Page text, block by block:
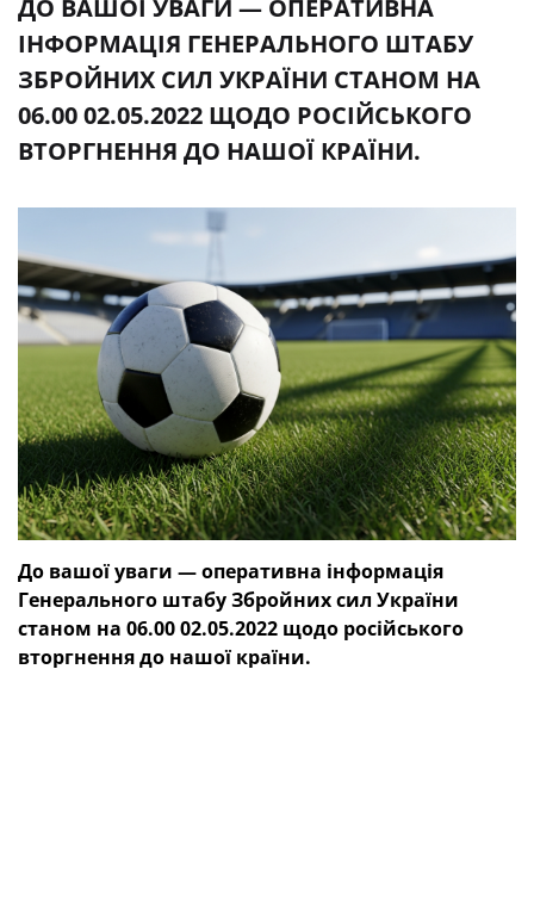
ДО ВАШОЇ УВАГИ — ОПЕРАТИВНА
ІНФОРМАЦІЯ ГЕНЕРАЛЬНОГО ШТАБУ
ЗБРОЙНИХ СИЛ УКРАЇНИ СТАНОМ НА
06.00 02.05.2022 ЩОДО РОСІЙСЬКОГО
ВТОРГНЕННЯ ДО НАШОЇ КРАЇНИ.
До вашої уваги — оперативна інформація
Генерального штабу Збройних сил України
станом на 06.00 02.05.2022 щодо російського
вторгнення до нашої країни.